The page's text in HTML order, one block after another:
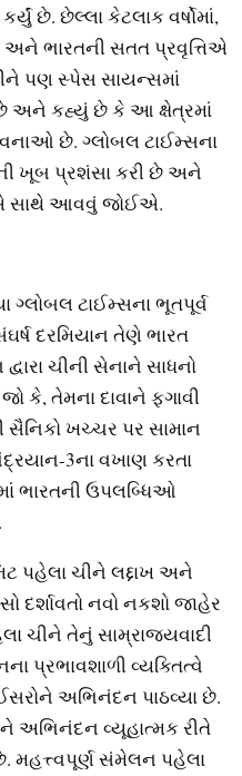
છે. છેલ્લા કેટલાક વર્ષોમાં,
અને ભારતની સતત પ્રવૃત્તિએ
પણ સ્પેસ સાયન્સમાં
છે અને કહ્યું છે કે આ ક્ષેત્રમાં
છે. ગ્લોબલ ટાઈમ્સના
ખૂબ પ્રશંસા કરી છે અને
સાથે આવવું જોઈએ.
ગ્લોબલ ટાઈમ્સના ભૂતપૂર્વ
દરમિયાન તેણે ભારત
ચીની સેનાને સાધનો
જો કે, તેમના દાવાને ફગાવી
સૈનિકો ખચ્ચર પર સામાન
3ના વખાણ કરતા
ભારતની ઉપલબ્ધિઓ
પહેલા ચીને લદ્દાખ અને
દર્શાવતો નવો નકશો જાહેર
ચીને તેનું સામ્રાજ્યવાદી
પ્રભાવશાળી વ્યક્તિત્વે
ઈસરોને અભિનંદન પાઠવ્યા છે.
અભિનંદન વ્યૂહાત્મક રીતે
મહત્ત્વપૂર્ણ સંમેલન પહેલા